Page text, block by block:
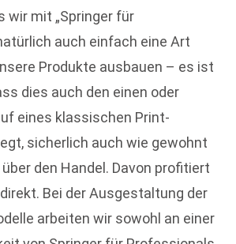
wir mit „Springer für
auch einfach eine Art
Produkte ausbauen – es ist
dies auch den einen oder
eines klassischen Print-
sicherlich auch wie gewohnt
den Handel. Davon profitiert
Bei der Ausgestaltung der
arbeiten wir sowohl an einer